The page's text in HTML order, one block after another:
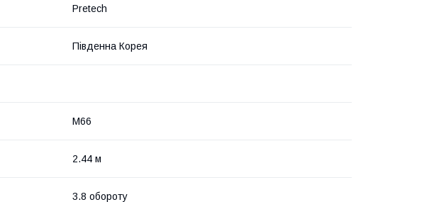
Pretech
Південна Корея
M66
2.44 м
3.8 обороту